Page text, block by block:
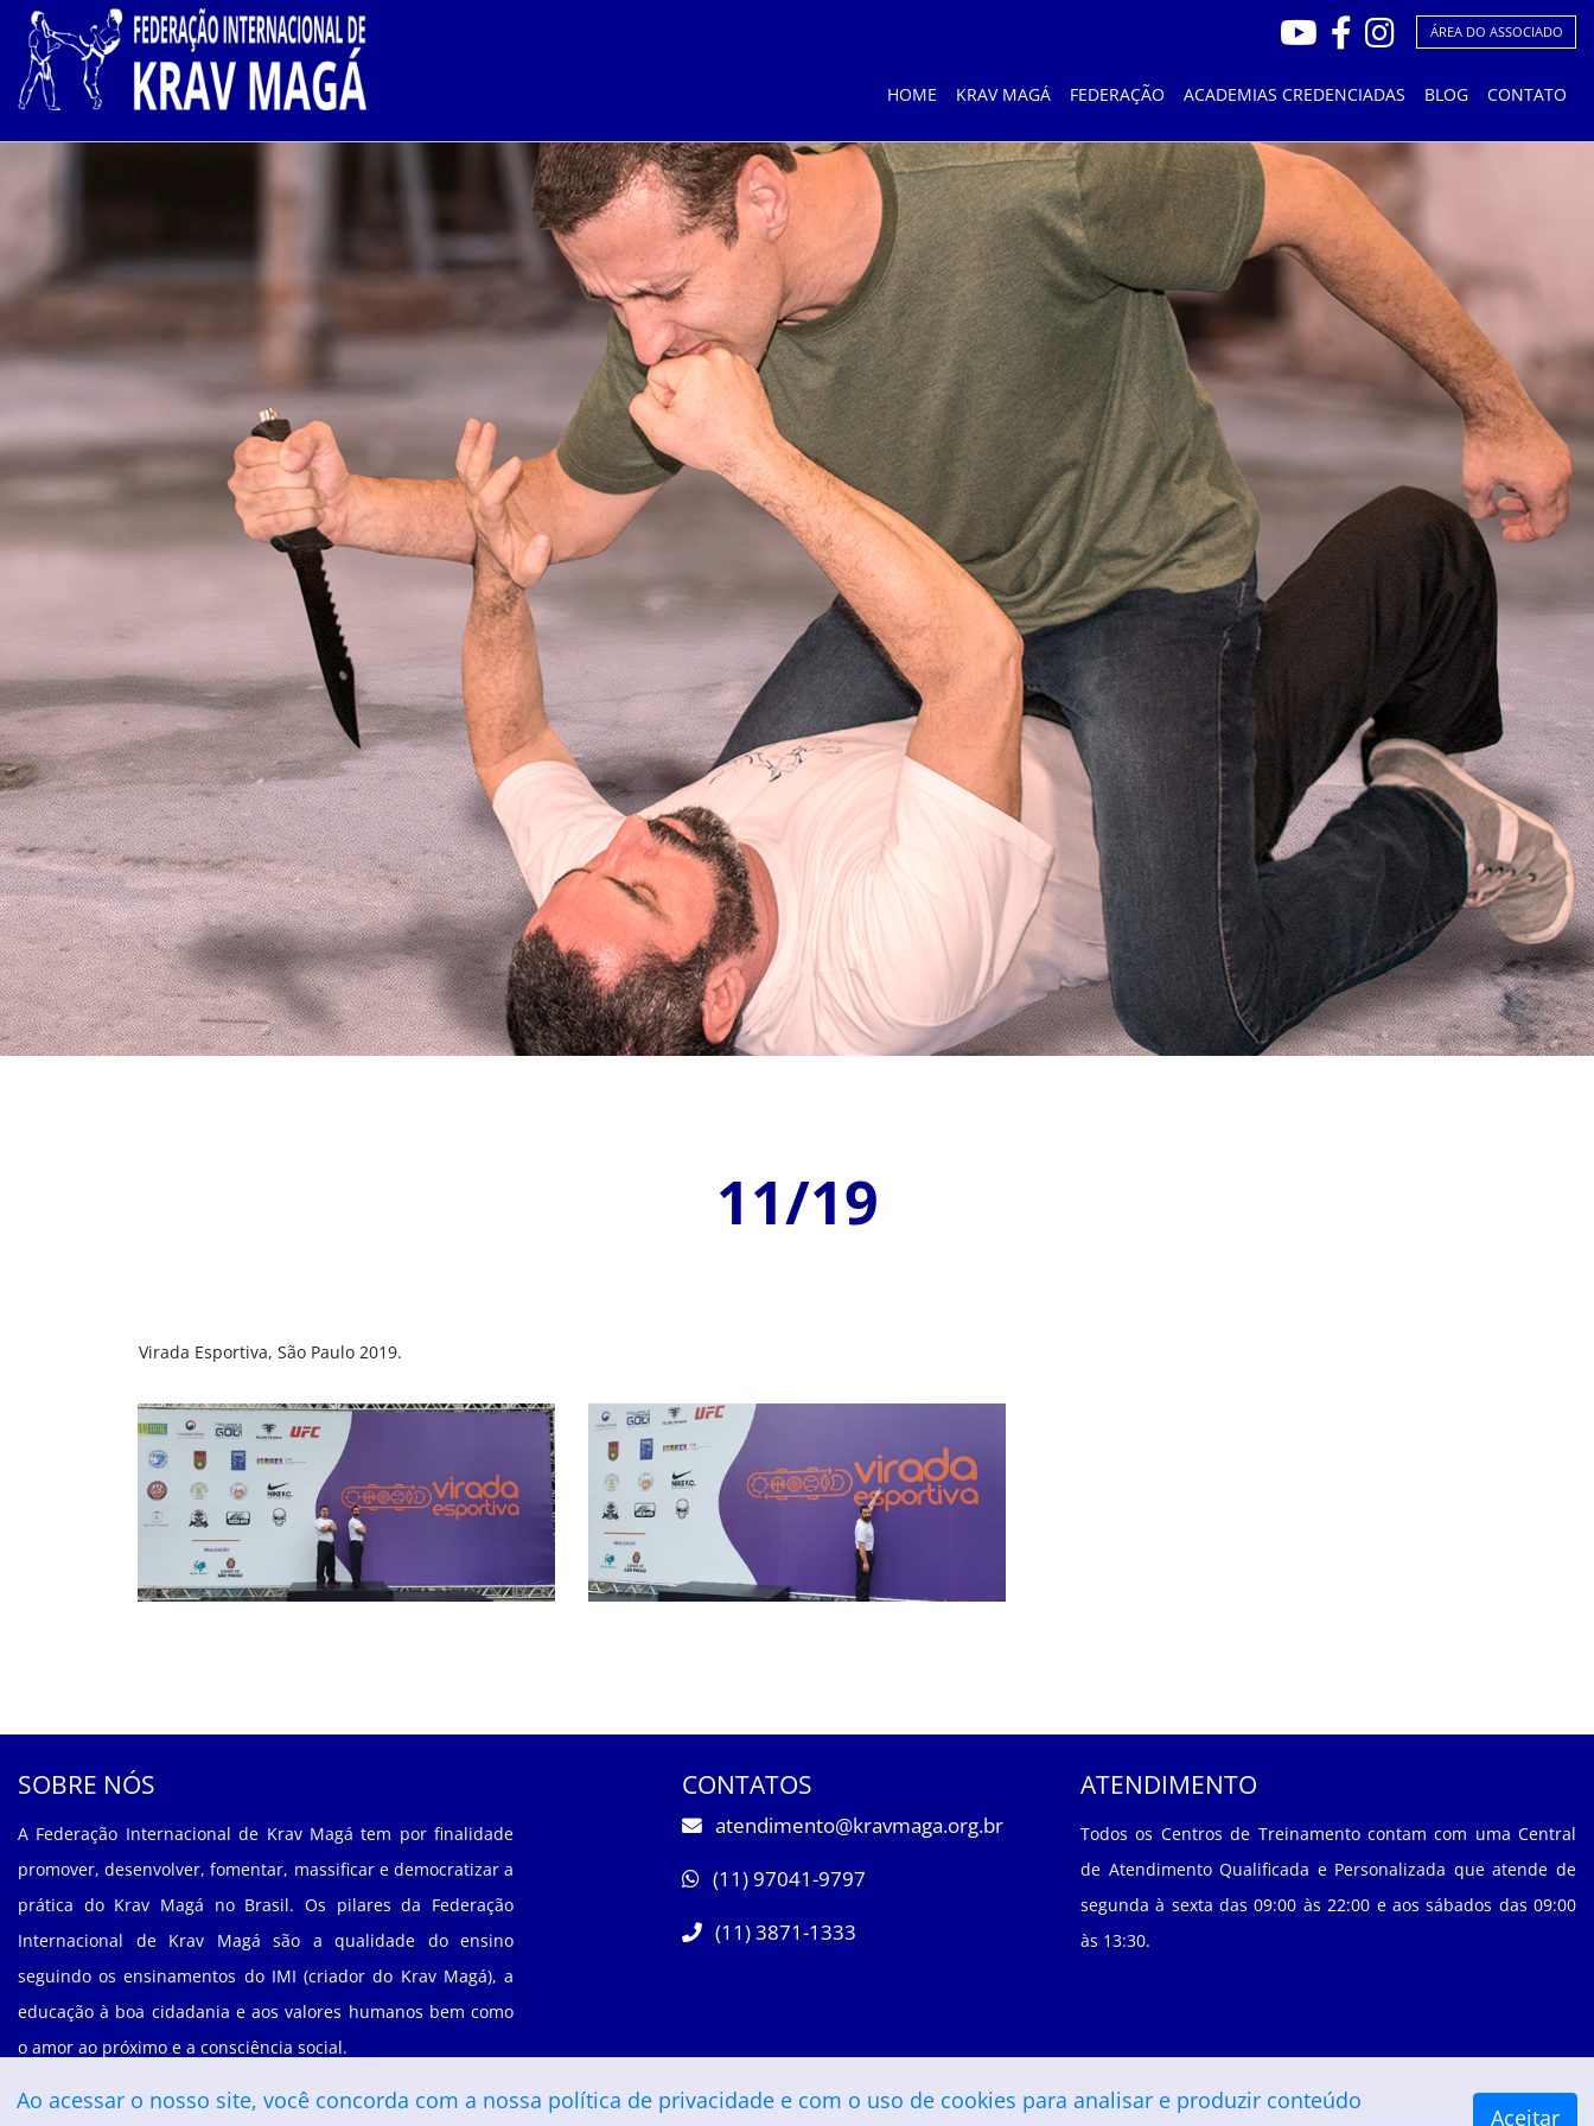
ÁREA DO ASSOCIADO
CONTATO
BLOG
ACADEMIAS CREDENCIADAS
FEDERAÇÃO
KRAV MAGÁ
HOME
11/19
Virada Esportiva, São Paulo 2019.
SOBRE NÓS
A Federação Internacional de Krav Magá tem por finalidade
promover, desenvolver, fomentar, massificar e democratizar a
prática do Krav Magá no Brasil. Os pilares da Federação
Internacional de Krav Magá são a qualidade do ensino
seguindo os ensinamentos do IMI (criador do Krav Magá), a
educação à boa cidadania e aos valores humanos bem como
o amor ao próximo e a consciência social.
CONTATOS
atendimento@kravmaga.org.br
(11) 97041-9797
(11) 3871-1333
ATENDIMENTO
Todos os Centros de Treinamento contam com uma Central
de Atendimento Qualificada e Personalizada que atende de
segunda à sexta das 09:00 às 22:00 e aos sábados das 09:00
às 13:30.
Ao acessar o nosso site, você concorda com a nossa política de privacidade e com o uso de cookies para analisar e produzir conteúdo
Aceitar